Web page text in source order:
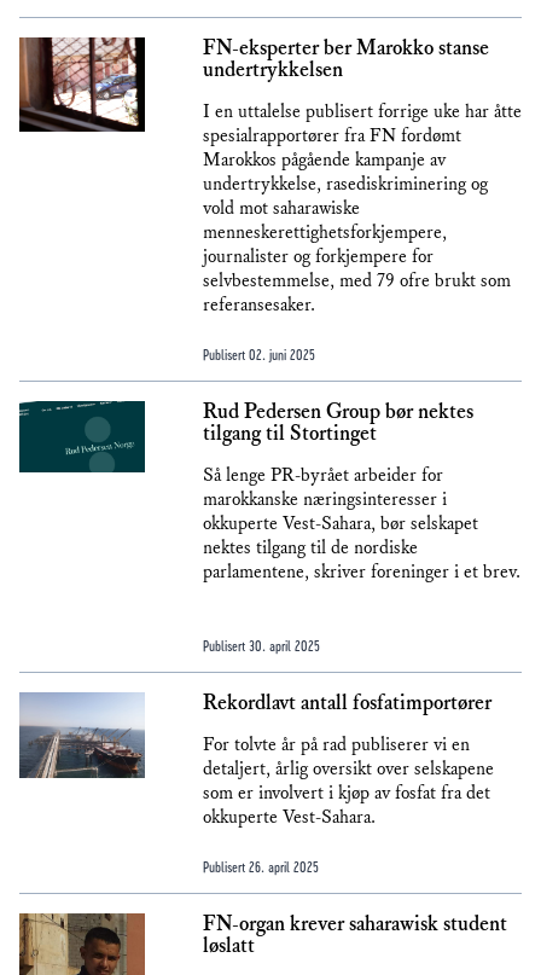
FN-eksperter ber Marokko stanse
undertrykkelsen
I en uttalelse publisert forrige uke har åtte
spesialrapportører fra FN fordømt
Marokkos pågående kampanje av
undertrykkelse, rasediskriminering og
vold mot saharawiske
menneskerettighetsforkjempere,
journalister og forkjempere for
selvbestemmelse, med 79 ofre brukt som
referansesaker.
Publisert 02. juni 2025
Rud Pedersen Group bør nektes
tilgang til Stortinget
Så lenge PR-byrået arbeider for
marokkanske næringsinteresser i
okkuperte Vest-Sahara, bør selskapet
nektes tilgang til de nordiske
parlamentene, skriver foreninger i et brev.
Publisert 30. april 2025
Rekordlavt antall fosfatimportører
For tolvte år på rad publiserer vi en
detaljert, årlig oversikt over selskapene
som er involvert i kjøp av fosfat fra det
okkuperte Vest-Sahara.
Publisert 26. april 2025
FN-organ krever saharawisk student
løslatt